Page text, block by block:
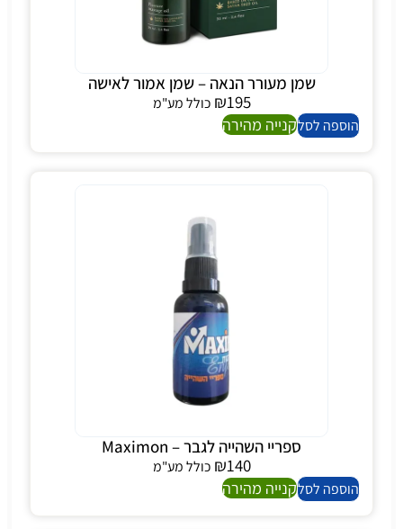
שמן מעורר הנאה – שמן אמור לאישה
₪195
כולל מע"מ
הוספה לסלקנייה מהירה
ספריי השהייה לגבר – Maximon
₪140
כולל מע"מ
הוספה לסלקנייה מהירה